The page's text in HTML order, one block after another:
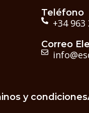
Teléfono
+34 963
Correo
y condiciones